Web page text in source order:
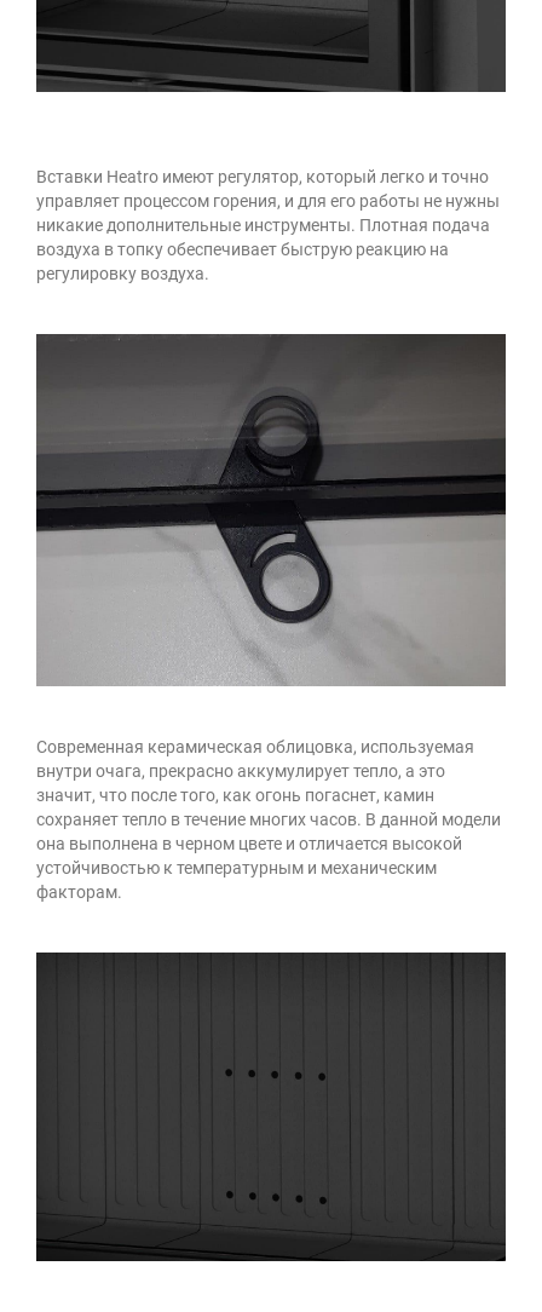
Вставки Heatro имеют регулятор, который легко и точно
управляет процессом горения, и для его работы не нужны
никакие дополнительные инструменты. Плотная подача
воздуха в топку обеспечивает быструю реакцию на
регулировку воздуха.
Современная керамическая облицовка, используемая
внутри очага, прекрасно аккумулирует тепло, а это
значит, что после того, как огонь погаснет, камин
сохраняет тепло в течение многих часов. В данной модели
она выполнена в черном цвете и отличается высокой
устойчивостью к температурным и механическим
факторам.